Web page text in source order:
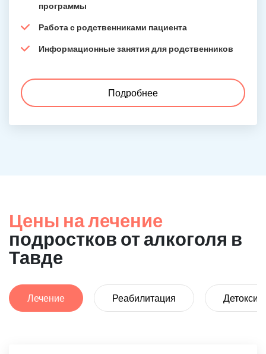
программы
Работа с родственниками пациента
Информационные занятия для родственников
Подробнее
Цены на лечение
подростков от алкоголя в
Тавде
Лечение Реабилитация